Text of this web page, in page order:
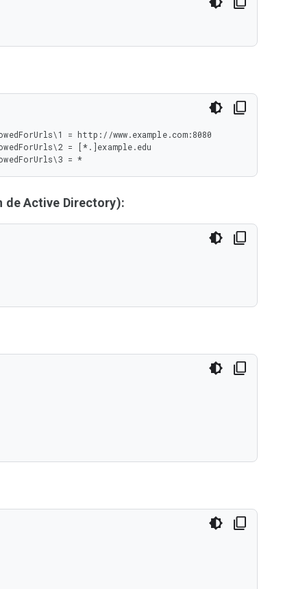
= http://www.example.com:8080
= [*.]example.edu
= *
de Active Directory):